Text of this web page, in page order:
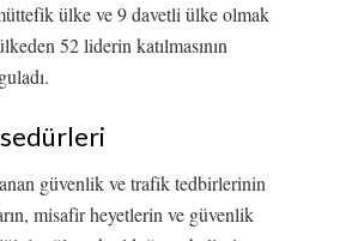
ülke ve 9 davetli ülke olmak
52 liderin katılmasının
güvenlik ve trafik tedbirlerinin
misafir heyetlerin ve güvenlik